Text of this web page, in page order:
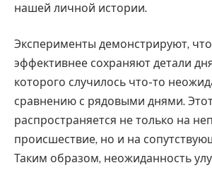
нашей личной истории.
Эксперименты демонстрируют,
эффективнее сохраняют детали
которого случилось что-то
сравнению с рядовыми днями.
распространяется не только на
происшествие, но и на
Таким образом, неожиданность